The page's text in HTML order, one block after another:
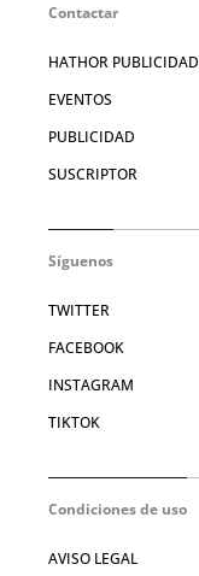
Contactar
HATHOR PUBLICIDAD
EVENTOS
PUBLICIDAD
SUSCRIPTOR
Síguenos
TWITTER
FACEBOOK
INSTAGRAM
TIKTOK
Condiciones de uso
AVISO LEGAL